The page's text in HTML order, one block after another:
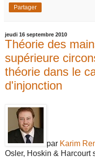
Partager
jeudi 16 septembre 2010
Théorie des
supérieure
théorie dans le
d'injonction
par Karim
Osler, Hoskin & Harcourt